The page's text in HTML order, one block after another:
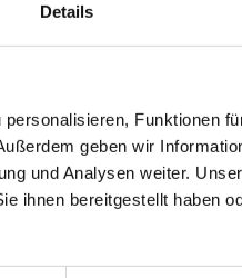
Details
Funktionen
geben wir
und Analysen weiter.
ihnen bereitgestellt haben